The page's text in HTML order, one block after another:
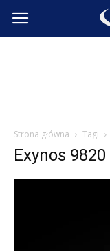
SpeedTest.pl
Strona główna Tagi
Exynos 9820